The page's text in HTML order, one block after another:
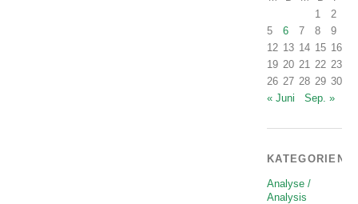
1
2
5
6 7 8 9
12 13 14 15 16
19 20 21 22 23
26 27 28 29 30
« Juni
Sep. »
KATEGORIEN
Analyse /
Analysis